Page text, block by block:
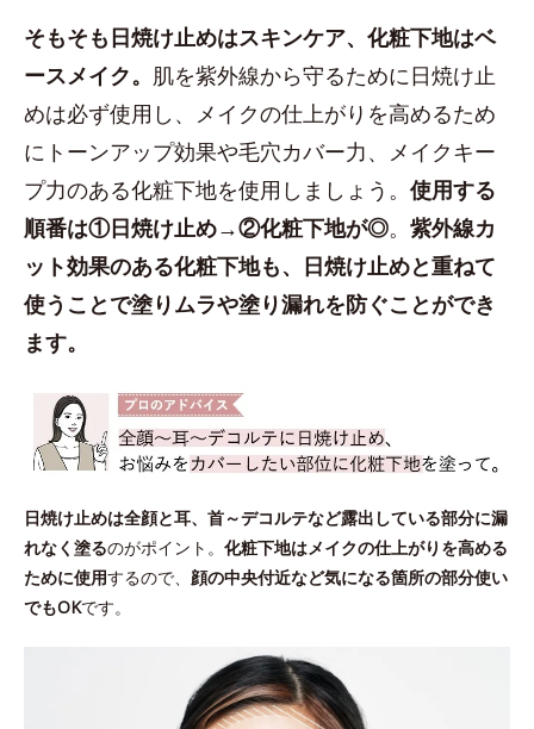
そもそも日焼け止めはスキンケア、化粧下地はベ
ースメイク。 肌を紫外線から守るために日焼け止
めは必ず使用し、メイクの仕上がりを高めるため
にトーンアップ効果や毛穴カバー力、メイクキー
プ力のある化粧下地を使用しましょう。 使用する
順番は①日焼け止め→②化粧下地が◎。 紫外線カ
ット効果のある化粧下地も、日焼け止めと重ねて
使うことで塗りムラや塗り漏れを防ぐことができ
ます。
日焼け止めは全顔と耳、首～デコルテなど露出している部分に漏
れなく塗るのがポイント。 化粧下地はメイクの仕上がりを高める
ために使用するので、 顔の中央付近など気になる箇所の部分使い
でもOKです。